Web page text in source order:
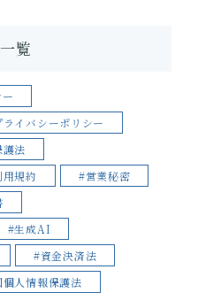
覧
イバシーポリシー
法
規約
#営業秘密
#生成AI
#資金決済法
個人情報保護法